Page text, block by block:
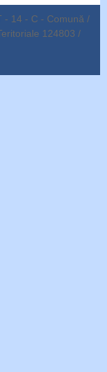
- 14 - C - Comună /
124803 /